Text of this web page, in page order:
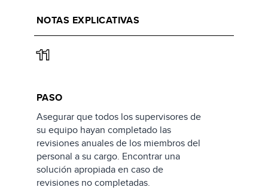
NOTAS EXPLICATIVAS
11
PASO
Asegurar que todos los supervisores de
su equipo hayan completado las
revisiones anuales de los miembros del
personal a su cargo. Encontrar una
solución apropiada en caso de
revisiones no completadas.